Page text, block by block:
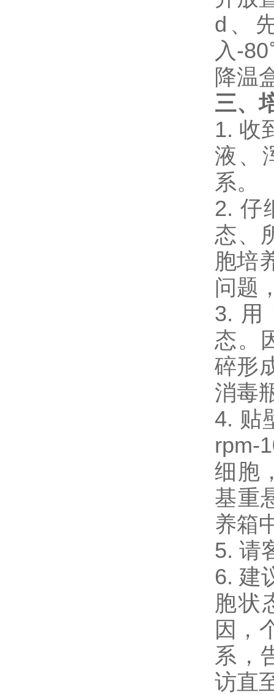
d、
入-
降温
三、
1. 收
液、
系。
2. 仔
态、
胞培
问题
3. 用
态。
碎形
消毒
4. 贴
rpm-
细胞
基重
养箱
5. 请
6. 建
胞状
因，
系，
访直